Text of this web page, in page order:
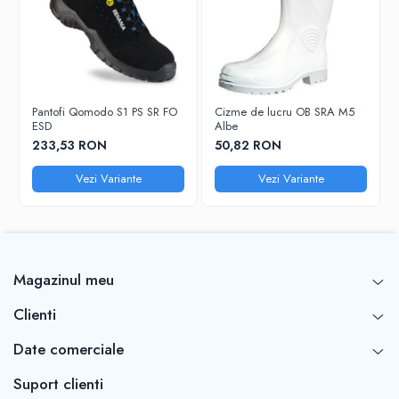
Pantofi Qomodo S1 PS SR FO
ESD
233,53 RON
Vezi Variante
Cizme de lucru OB SRA M5
Albe
50,82 RON
Vezi Variante
Magazinul meu
Clienti
Date comerciale
Suport clienti